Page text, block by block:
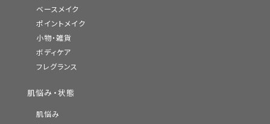
ベースメイク
ポイントメイク
小物・雑貨
ボディケア
フレグランス
肌悩み・状態
肌悩み